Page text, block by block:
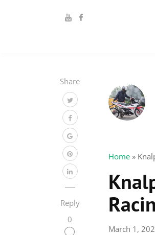
Share
Reply
0
Home »
March 1,